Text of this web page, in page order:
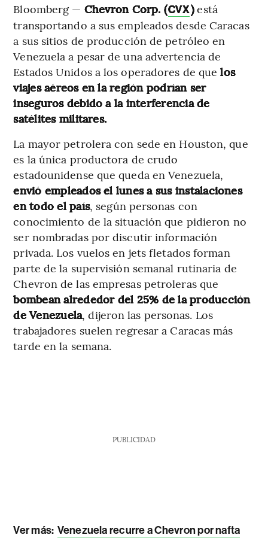
Bloomberg — Chevron Corp. (CVX)está
transportando a sus empleados desde Caracas
a sus sitios de producción de petróleo en
Venezuela a pesar de una advertencia de
Estados Unidos a los operadores de que los
viajes aéreos en la región podrían ser
inseguros debido a la interferencia de
satélites militares.
La mayor petrolera con sede en Houston, que
es la única productora de crudo
estadounidense que queda en Venezuela,
envió empleados el lunes a sus instalaciones
en todo el país, según personas con
conocimiento de la situación que pidieron no
ser nombradas por discutir información
privada. Los vuelos en jets fletados forman
parte de la supervisión semanal rutinaria de
Chevron de las empresas petroleras que
bombean alrededor del 25% de la producción
de Venezuela, dijeron las personas. Los
trabajadores suelen regresar a Caracas más
tarde en la semana.
PUBLICIDAD
Ver más: Venezuela recurre a Chevron por nafta